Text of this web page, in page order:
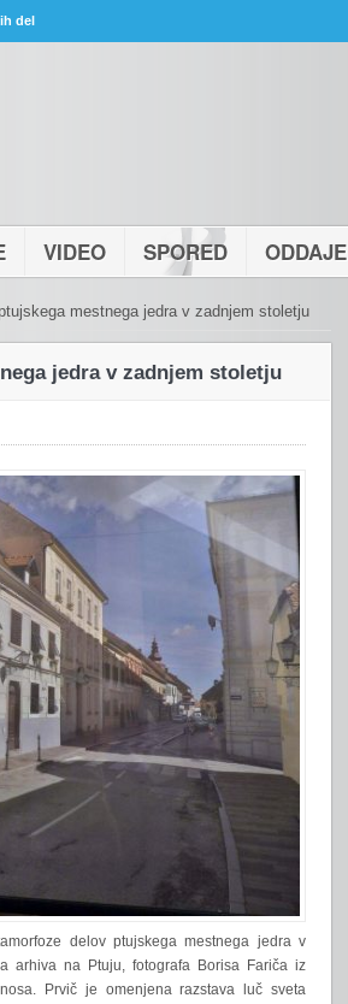
del
VIDEO SPORED ODDAJE
mestnega jedra v zadnjem stoletju
jedra v zadnjem stoletju
delov ptujskega mestnega jedra v
arhiva na Ptuju, fotografa Borisa Fariča iz
Prvič je omenjena razstava luč sveta